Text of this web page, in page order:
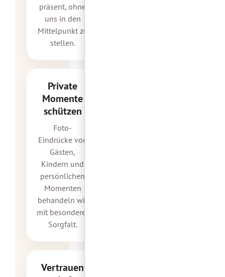
präsent, ohne
uns in den
Mittelpunkt zu
stellen.
Private
Momente
schützen
Foto-
Eindrücke von
Gästen,
Kindern und
persönlichen
Momenten
behandeln wir
mit besonderer
Sorgfalt.
Vertrauen